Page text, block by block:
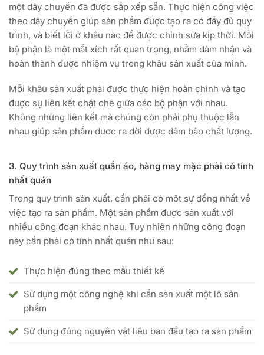
một dây chuyền đã được sắp xếp sẵn. Thực hiện công việc
theo dây chuyền giúp sản phẩm được tạo ra có đầy đủ quy
trình, và biết lỗi ở khâu nào để được chỉnh sửa kịp thời. Mỗi
bộ phận là một mắt xích rất quan trọng, nhằm đảm nhận và
hoàn thành được nhiệm vụ trong khâu sản xuất của mình.
Mỗi khâu sản xuất phải được thực hiện hoàn chỉnh và tạo
được sự liên kết chặt chẽ giữa các bộ phận với nhau.
Không những liên kết mà chúng còn phải phụ thuộc lẫn
nhau giúp sản phẩm được ra đời được đảm bảo chất lượng.
3. Quy trình sản xuất quần áo, hàng may mặc phải có tính
nhất quán
Trong quy trình sản xuất, cần phải có một sự đồng nhất về
việc tạo ra sản phẩm. Một sản phẩm được sản xuất với
nhiều công đoạn khác nhau. Tuy nhiên những công đoạn
này cần phải có tính nhất quán như sau:
Thực hiện đúng theo mẫu thiết kế
Sử dụng một công nghệ khi cần sản xuất một lô sản
phẩm
Sử dụng đúng nguyên vật liệu ban đầu tạo ra sản phẩm